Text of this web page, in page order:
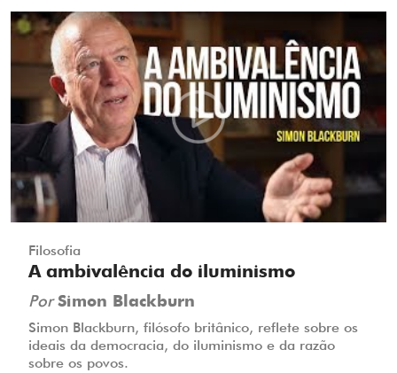
Filosofia
A ambivalência do iluminismo
Por Simon Blackburn
Simon Blackburn, filósofo britânico, reflete sobre os
ideais da democracia, do iluminismo e da razão
sobre os povos.